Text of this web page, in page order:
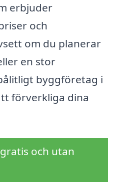
erbjuder
och
om du planerar
en stor
byggföretag i
förverkliga dina
och utan